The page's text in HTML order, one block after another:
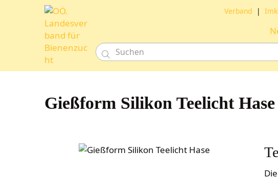
Verband |

Gießform Silikon Teelicht Hase